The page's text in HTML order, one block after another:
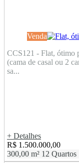
Venda
CCS121 - Flat, ótimo
(cama de casal ou 2
sa...
+ Detalhes
R$ 1.500.000,00
300,00 m² 12 Quartos